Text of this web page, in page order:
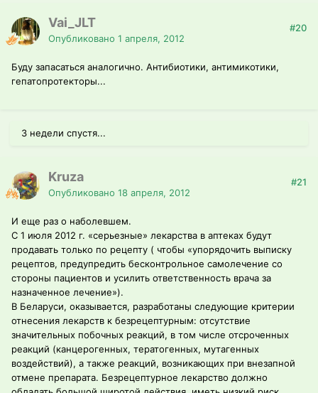
Vai_JLT
Опубликовано 1 апреля, 2012
#20
Буду запасаться аналогично. Антибиотики, антимикотики,
гепатопротекторы...
3 недели спустя...
Kruza
Опубликовано 18 апреля, 2012
#21
И еще раз о наболевшем.
С 1 июля 2012 г. «серьезные» лекарства в аптеках будут
продавать только по рецепту ( чтобы «упорядочить выписку
рецептов, предупредить бесконтрольное самолечение со
стороны пациентов и усилить ответственность врача за
назначенное лечение»).
В Беларуси, оказывается, разработаны следующие критерии
отнесения лекарств к безрецептурным: отсутствие
значительных побочных реакций, в том числе отсроченных
реакций (канцерогенных, тератогенных, мутагенных
воздействий), а также реакций, возникающих при внезапной
отмене препарата. Безрецептурное лекарство должно